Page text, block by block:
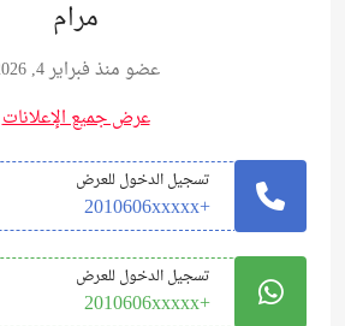
مرام
عضو منذ فبراير 4, 2026
عرض جميع الإعلانات
تسجيل الدخول للعرض
+2010606xxxxx
تسجيل الدخول للعرض
+2010606xxxxx